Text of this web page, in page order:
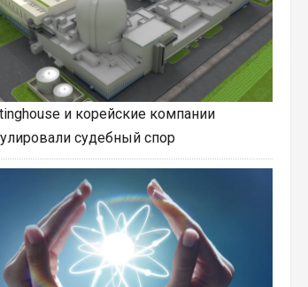
и корейские компании
судебный спор